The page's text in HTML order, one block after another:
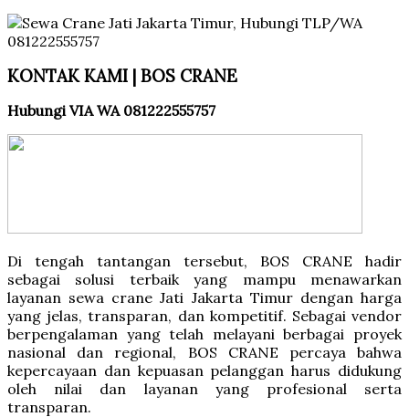
KONTAK KAMI | BOS CRANE
Hubungi VIA WA 081222555757
Di tengah tantangan tersebut, BOS CRANE hadir
sebagai solusi terbaik yang mampu menawarkan
layanan sewa crane Jati Jakarta Timur dengan harga
yang jelas, transparan, dan kompetitif. Sebagai vendor
berpengalaman yang telah melayani berbagai proyek
nasional dan regional, BOS CRANE percaya bahwa
kepercayaan dan kepuasan pelanggan harus didukung
oleh nilai dan layanan yang profesional serta
transparan.